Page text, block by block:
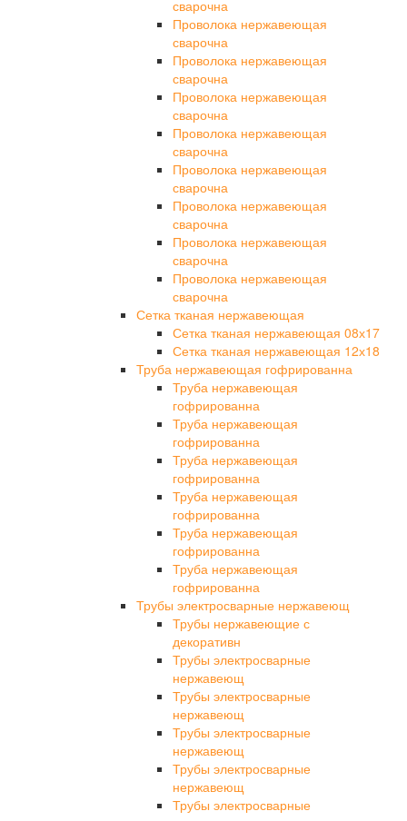
сварочна
Проволока нержавеющая
сварочна
Проволока нержавеющая
сварочна
Проволока нержавеющая
сварочна
Проволока нержавеющая
сварочна
Проволока нержавеющая
сварочна
Проволока нержавеющая
сварочна
Проволока нержавеющая
сварочна
Проволока нержавеющая
сварочна
Сетка тканая нержавеющая
Сетка тканая нержавеющая 08х17
Сетка тканая нержавеющая 12х18
Труба нержавеющая гофрированна
Труба нержавеющая
гофрированна
Труба нержавеющая
гофрированна
Труба нержавеющая
гофрированна
Труба нержавеющая
гофрированна
Труба нержавеющая
гофрированна
Труба нержавеющая
гофрированна
Трубы электросварные нержавеющ
Трубы нержавеющие с
декоративн
Трубы электросварные
нержавеющ
Трубы электросварные
нержавеющ
Трубы электросварные
нержавеющ
Трубы электросварные
нержавеющ
Трубы электросварные